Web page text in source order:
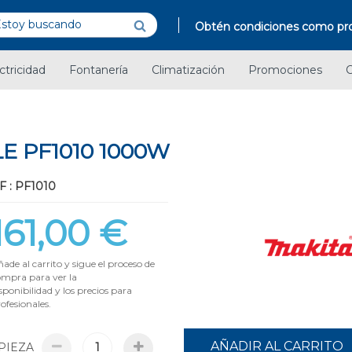
Obtén condiciones como
Fontanería Climatización Promociones
PF1010 1000W
: PF1010
€
al carrito y sigue el proceso de
para ver la
y los precios para
PIEZA AÑADIR AL CARRITO